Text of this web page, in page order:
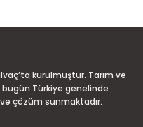
olmalı.kurulmuştur. Tarım ve
Türkiye genelinde
çözüm sunmaktadır.